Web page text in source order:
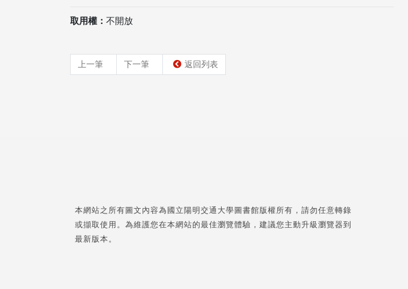
取用權： 不開放
上一筆 下一筆 返回列表
本網站之所有圖文內容為國立陽明交通大學圖書館版權所有，請勿任意轉錄
或擷取使用。為維護您在本網站的最佳瀏覽體驗，建議您主動升級瀏覽器到
最新版本。